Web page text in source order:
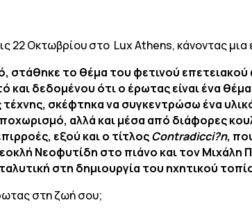
22 Οκτωβρίου στο Lux Athens, κάνοντας
στάθηκε το θέμα του φετινού
και δεδομένου ότι ο έρωτας είναι ένα
τέχνης, σκέφτηκα να συγκεντρώσω ένα
αλλά και μέσα από διάφορες
εξού και ο τίτλοςContradicci?n,
Νεοφυτίδη στο πιάνο και τον
στη δημιουργία του ηχητικού
στη ζωή σου;